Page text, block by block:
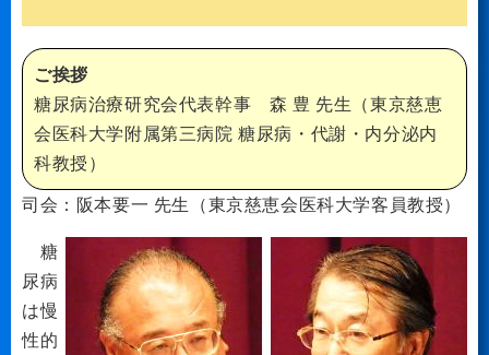
ご挨拶
糖尿病治療研究会代表幹事 森 豊 先生（東京慈恵
会医科大学附属第三病院 糖尿病・代謝・内分泌内
科教授）
司会：阪本要一 先生（東京慈恵会医科大学客員教授）
糖
尿病
は慢
性的